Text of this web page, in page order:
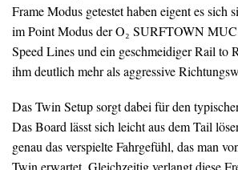
Frame Modus getestet haben eigent es sich
im Point Modus der O₂ SURFTOWN
Speed Lines und ein geschmeidiger Rail to
ihm deutlich mehr als aggressive
Das Twin Setup sorgt dabei für den
Das Board lässt sich leicht aus dem Tail
genau das verspielte Fahrgefühl, das man
Twin erwartet. Gleichzeitig verlangt diese